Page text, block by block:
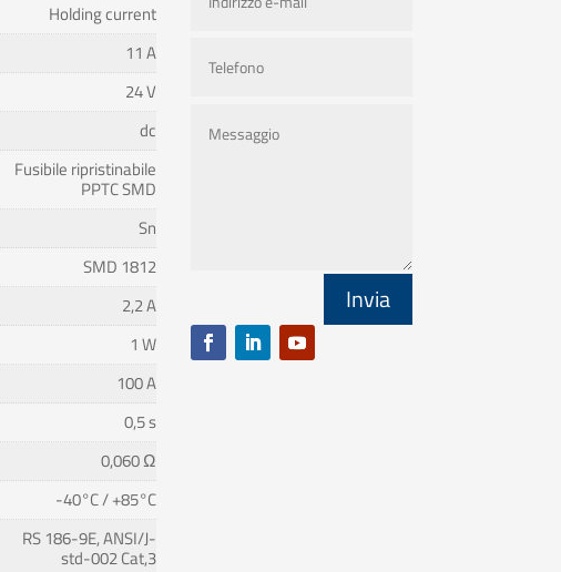
Holding current
11 A
24 V
dc
Fusibile ripristinabile
PPTC SMD
Sn
SMD 1812
2,2 A
1 W
100 A
0,5 s
0,060 Ω
-40°C / +85°C
RS 186-9E, ANSI/J-
std-002 Cat,3
Invia